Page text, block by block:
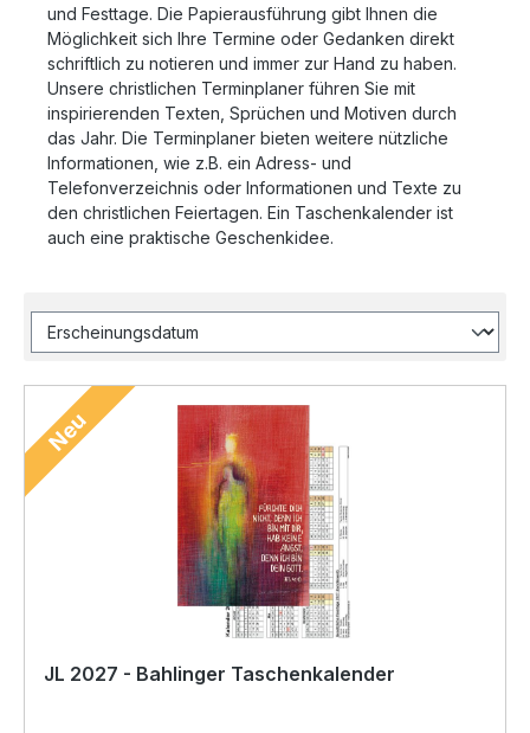
und Festtage. Die Papierausführung gibt Ihnen die
Möglichkeit sich Ihre Termine oder Gedanken direkt
schriftlich zu notieren und immer zur Hand zu haben.
Unsere christlichen Terminplaner führen Sie mit
inspirierenden Texten, Sprüchen und Motiven durch
das Jahr. Die Terminplaner bieten weitere nützliche
Informationen, wie z.B. ein Adress- und
Telefonverzeichnis oder Informationen und Texte zu
den christlichen Feiertagen. Ein Taschenkalender ist
auch eine praktische Geschenkidee.
Neu
JL 2027 - Bahlinger Taschenkalender